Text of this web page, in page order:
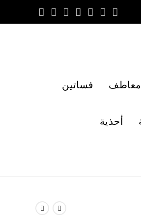
معاطف فساتين
أحذية